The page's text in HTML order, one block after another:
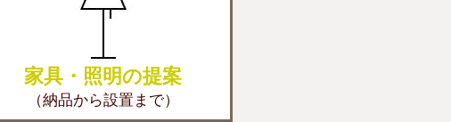
家具・照明の提案
（納品から設置まで）